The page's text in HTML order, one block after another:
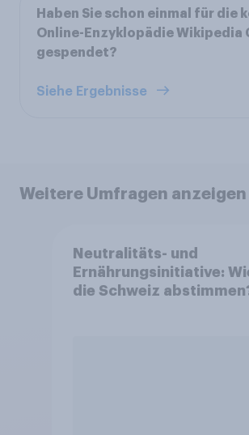
Haben Sie schon einmal für die
Online-Enzyklopädie Wikipedia
gespendet?
Siehe Ergebnisse
Weitere Umfragen anzeigen
Neutralitäts- und
Ernährungsinitiative:
die Schweiz